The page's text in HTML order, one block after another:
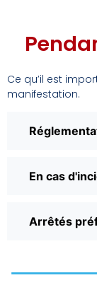
Ce qu’il est
manifestation.
En cas
Arrêtés